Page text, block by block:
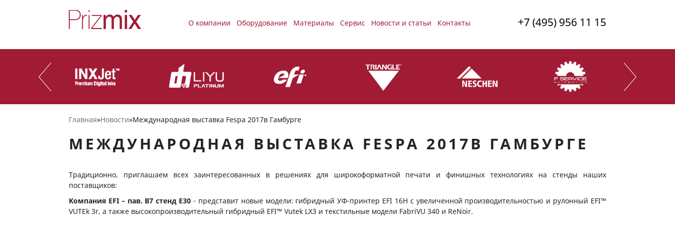
О компании Оборудование Материалы Сервис Новости и статьи Контакты +7 (495) 956 11 15
Главная»Новости»Международная выставка Fespa 2017в Гамбурге
МЕЖДУНАРОДНАЯ ВЫСТАВКА FESPA 2017В ГАМБУРГЕ
Традиционно, приглашаем всех заинтересованных в решениях для широкоформатной печати и финишных технологиях на стенды наших
поставщиков:
Kомпания EFI – пав. B7 стенд E30 - представит новые модели: гибридный УФ-принтер EFI 16H с увеличенной производительностью и рулонный EFI™
VUTEk 3r, а также высокопроизводительный гибридный EFI™ Vutek LX3 и текстильные модели FabriVU 340 и ReNoir.